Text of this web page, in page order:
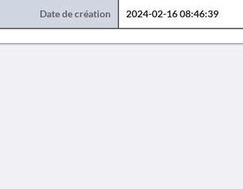
Date de création 2024-02-16 08:46:39